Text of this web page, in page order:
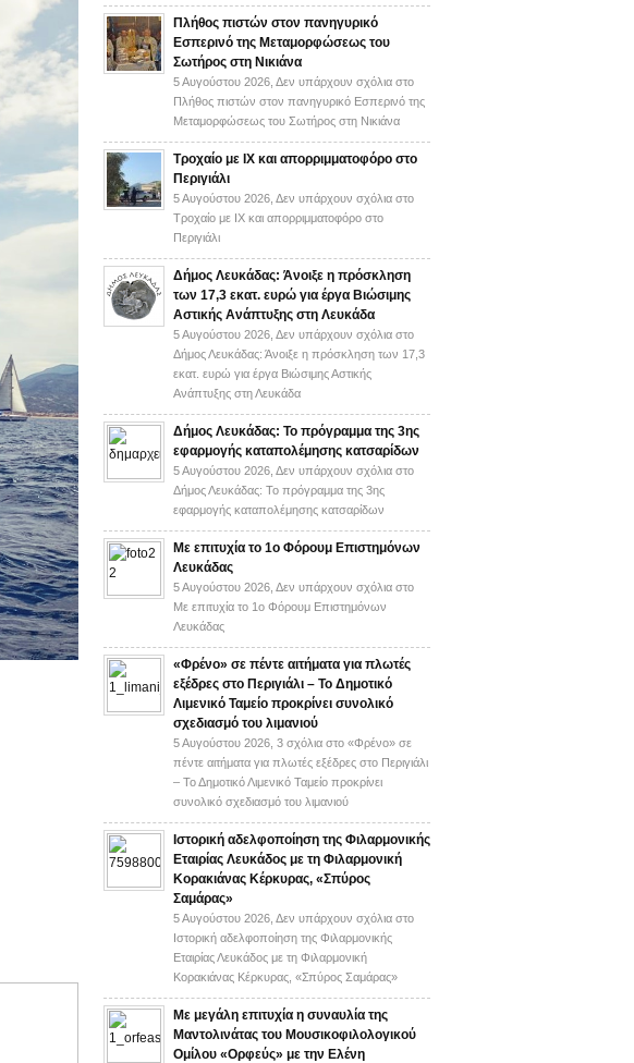
Πλήθος πιστών στον πανηγυρικό
Εσπερινό της Μεταμορφώσεως του
Σωτήρος στη Νικιάνα
5 Αυγούστου 2026, Δεν υπάρχουν σχόλια στο
Πλήθος πιστών στον πανηγυρικό Εσπερινό της
Μεταμορφώσεως του Σωτήρος στη Νικιάνα
Τροχαίο με ΙΧ και απορριμματοφόρο στο
Περιγιάλι
5 Αυγούστου 2026, Δεν υπάρχουν σχόλια στο
Τροχαίο με ΙΧ και απορριμματοφόρο στο
Περιγιάλι
Δήμος Λευκάδας: Άνοιξε η πρόσκληση
των 17,3 εκατ. ευρώ για έργα Βιώσιμης
Αστικής Ανάπτυξης στη Λευκάδα
5 Αυγούστου 2026, Δεν υπάρχουν σχόλια στο
Δήμος Λευκάδας: Άνοιξε η πρόσκληση των 17,3
εκατ. ευρώ για έργα Βιώσιμης Αστικής
Ανάπτυξης στη Λευκάδα
Δήμος Λευκάδας: Το πρόγραμμα της 3ης
εφαρμογής καταπολέμησης κατσαρίδων
5 Αυγούστου 2026, Δεν υπάρχουν σχόλια στο
Δήμος Λευκάδας: Το πρόγραμμα της 3ης
εφαρμογής καταπολέμησης κατσαρίδων
Με επιτυχία το 1ο Φόρουμ Επιστημόνων
Λευκάδας
5 Αυγούστου 2026, Δεν υπάρχουν σχόλια στο
Με επιτυχία το 1ο Φόρουμ Επιστημόνων
Λευκάδας
«Φρένο» σε πέντε αιτήματα για πλωτές
εξέδρες στο Περιγιάλι – Το Δημοτικό
Λιμενικό Ταμείο προκρίνει συνολικό
σχεδιασμό του λιμανιού
5 Αυγούστου 2026, 3 σχόλια στο «Φρένο» σε
πέντε αιτήματα για πλωτές εξέδρες στο Περιγιάλι
– Το Δημοτικό Λιμενικό Ταμείο προκρίνει
συνολικό σχεδιασμό του λιμανιού
Ιστορική αδελφοποίηση της Φιλαρμονικής
Εταιρίας Λευκάδος με τη Φιλαρμονική
Κορακιάνας Κέρκυρας, «Σπύρος
Σαμάρας»
5 Αυγούστου 2026, Δεν υπάρχουν σχόλια στο
Ιστορική αδελφοποίηση της Φιλαρμονικής
Εταιρίας Λευκάδος με τη Φιλαρμονική
Κορακιάνας Κέρκυρας, «Σπύρος Σαμάρας»
Με μεγάλη επιτυχία η συναυλία της
Μαντολινάτας του Μουσικοφιλολογικού
Ομίλου «Ορφεύς» με την Ελένη